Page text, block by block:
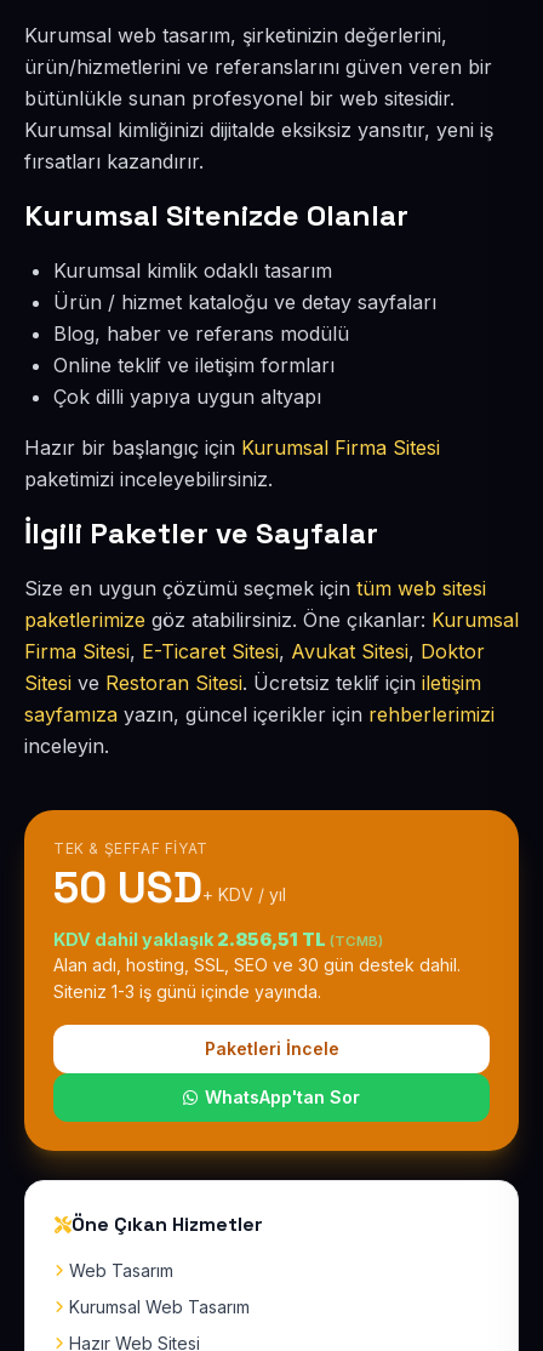
Kurumsal web tasarım, şirketinizin değerlerini,
ürün/hizmetlerini ve referanslarını güven veren bir
bütünlükle sunan profesyonel bir web sitesidir.
Kurumsal kimliğinizi dijitalde eksiksiz yansıtır, yeni iş
fırsatları kazandırır.
Kurumsal Sitenizde Olanlar
Kurumsal kimlik odaklı tasarım
Ürün / hizmet kataloğu ve detay sayfaları
Blog, haber ve referans modülü
Online teklif ve iletişim formları
Çok dilli yapıya uygun altyapı
Hazır bir başlangıç için Kurumsal Firma Sitesi
paketimizi inceleyebilirsiniz.
İlgili Paketler ve Sayfalar
Size en uygun çözümü seçmek için tüm web sitesi
paketlerimize göz atabilirsiniz. Öne çıkanlar: Kurumsal
Firma Sitesi, E-Ticaret Sitesi, Avukat Sitesi, Doktor
Sitesi ve Restoran Sitesi. Ücretsiz teklif için iletişim
sayfamıza yazın, güncel içerikler için rehberlerimizi
inceleyin.
TEK & ŞEFFAF FIYAT
50 USD+ KDV / yıl
KDV dahil yaklaşık 2.856,51 TL (TCMB)
Alan adı, hosting, SSL, SEO ve 30 gün destek dahil.
Siteniz 1-3 iş günü içinde yayında.
Paketleri İncele
WhatsApp'tan Sor
Öne Çıkan Hizmetler
Web Tasarım
Kurumsal Web Tasarım
Hazır Web Sitesi